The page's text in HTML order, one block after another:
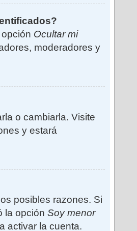
Ocultar mi
moderadores y
o cambiarla. Visite
y estará
posibles razones. Si
la opción Soy menor
activar la cuenta.